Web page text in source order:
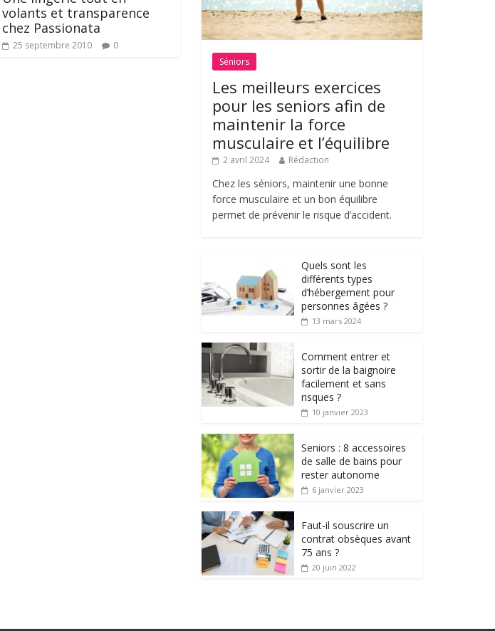
volants et transparence
chez Passionata
25 septembre 2010 0
Séniors
Les meilleurs exercices
pour les seniors afin de
maintenir la force
musculaire et l’équilibre
2 avril 2024 Rédaction
Chez les séniors, maintenir une bonne
force musculaire et un bon équilibre
permet de prévenir le risque d’accident.
Quels sont les
différents types
d’hébergement pour
personnes âgées ?
13 mars 2024
Comment entrer et
sortir de la baignoire
facilement et sans
risques ?
10 janvier 2023
Seniors : 8 accessoires
de salle de bains pour
rester autonome
6 janvier 2023
Faut-il souscrire un
contrat obsèques avant
75 ans ?
20 juin 2022